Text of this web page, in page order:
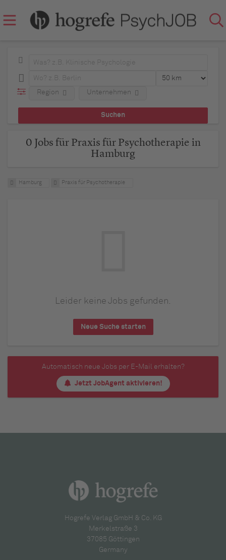
Region Unternehmen
0 Jobs für Praxis für Psychotherapie in
Hamburg
Hamburg Praxis für Psychotherapie
Leider keine Jobs gefunden.
Neue Suche starten
Automatisch neue Jobs per E-Mail erhalten?
Jetzt JobAgent aktivieren!
Hogrefe Verlag GmbH & Co. KG
Merkelstraße 3
37085 Göttingen
Germany